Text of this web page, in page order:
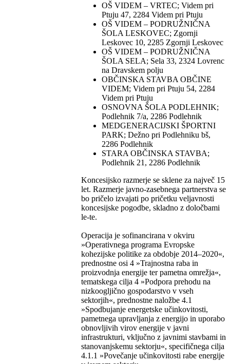
OŠ VIDEM – VRTEC; Videm pri
Ptuju 47, 2284 Videm pri Ptuju
OŠ VIDEM – PODRUŽNIČNA
ŠOLA LESKOVEC; Zgornji
Leskovec 10, 2285 Zgornji Leskovec
OŠ VIDEM – PODRUŽNIČNA
ŠOLA SELA; Sela 33, 2324 Lovrenc
na Dravskem polju
OBČINSKA STAVBA OBČINE
VIDEM; Videm pri Ptuju 54, 2284
Videm pri Ptuju
OSNOVNA ŠOLA PODLEHNIK;
Podlehnik 7/a, 2286 Podlehnik
MEDGENERACIJSKI ŠPORTNI
PARK; Dežno pri Podlehniku bš,
2286 Podlehnik
STARA OBČINSKA STAVBA;
Podlehnik 21, 2286 Podlehnik
Koncesijsko razmerje se sklene za največ 15
let. Razmerje javno-zasebnega partnerstva se
bo pričelo izvajati po pričetku veljavnosti
koncesijske pogodbe, skladno z določbami
le-te.
Operacija je sofinancirana v okviru
»Operativnega programa Evropske
kohezijske politike za obdobje 2014–2020«,
prednostne osi 4 »Trajnostna raba in
proizvodnja energije ter pametna omrežja«,
tematskega cilja 4 »Podpora prehodu na
nizkoogljično gospodarstvo v vseh
sektorjih«, prednostne naložbe 4.1
»Spodbujanje energetske učinkovitosti,
pametnega upravljanja z energijo in uporabo
obnovljivih virov energije v javni
infrastrukturi, vključno z javnimi stavbami in
stanovanjskemu sektorju«, specifičnega cilja
4.1.1 »Povečanje učinkovitosti rabe energije